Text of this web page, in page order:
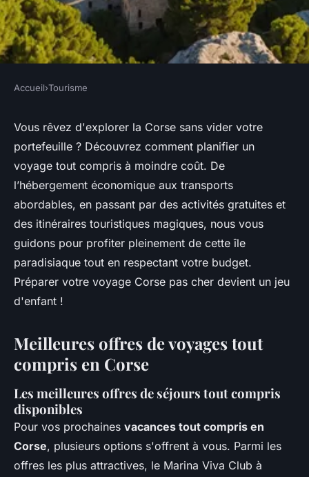
Préparer votre voyage corse
pas cher tout compris
Noa•25 juillet 2024•6 min de lecture
Accueil›Tourisme
Vous rêvez d'explorer la Corse sans vider votre
portefeuille ? Découvrez comment planifier un
voyage tout compris à moindre coût. De
l’hébergement économique aux transports
abordables, en passant par des activités gratuites et
des itinéraires touristiques magiques, nous vous
guidons pour profiter pleinement de cette île
paradisiaque tout en respectant votre budget.
Préparer votre voyage Corse pas cher devient un jeu
d'enfant !
Meilleures offres de voyages tout
compris en Corse
Les meilleures offres de séjours tout compris
disponibles
Pour vos prochaines vacances tout compris en
Corse, plusieurs options s'offrent à vous. Parmi les
offres les plus attractives, le Marina Viva Club à